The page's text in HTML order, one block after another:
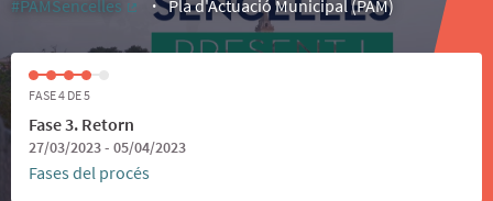
#PAMSencelles
(Enllaç extern)
Pla d'Actuació Municipal (PAM)
FASE 4 DE 5
Fase 3. Retorn
27/03/2023 - 05/04/2023
Fases del procés